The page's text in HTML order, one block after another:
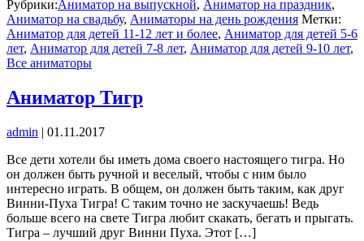
Рубрики:Аниматор на выпускной, Аниматор на праздник,
Аниматор на свадьбу, Аниматоры на день рождения Метки:
Аниматор для детей 11-12 лет и более, Аниматор для детей 5-6
лет, Аниматор для детей 7-8 лет, Аниматор для детей 9-10 лет,
Все аниматоры
Аниматор Тигр
admin | 01.11.2017
Все дети хотели бы иметь дома своего настоящего тигра. Но
он должен быть ручной и веселый, чтобы с ним было
интересно играть. В общем, он должен быть таким, как друг
Винни-Пуха Тигра! С таким точно не заскучаешь! Ведь
больше всего на свете Тигра любит скакать, бегать и прыгать.
Тигра – лучший друг Винни Пуха. Этот […]